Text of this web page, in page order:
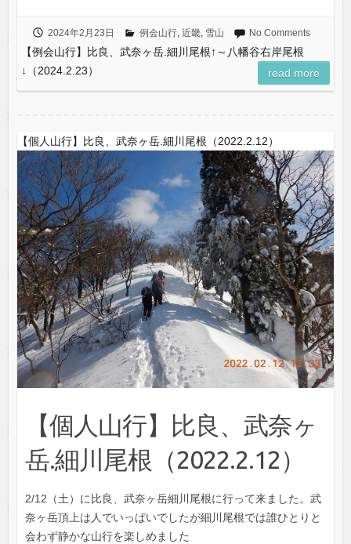
2024年2月23日 例会山行, 近畿, 雪山 No Comments
【例会山行】比良、武奈ヶ岳.細川尾根↑～八幡谷右岸尾根
↓（2024.2.23）
read more
【個人山行】比良、武奈ヶ岳.細川尾根（2022.2.12）
【個人山行】比良、武奈ヶ
岳.細川尾根（2022.2.12）
2/12（土）に比良、武奈ヶ岳細川尾根に行って来ました。武
奈ヶ岳頂上は人でいっぱいでしたが細川尾根では誰ひとりと
会わず静かな山行を楽しめました